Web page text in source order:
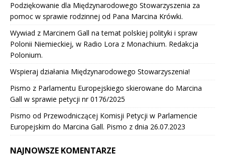
Podziękowanie dla Międzynarodowego Stowarzyszenia za
pomoc w sprawie rodzinnej od Pana Marcina Krówki.
Wywiad z Marcinem Gall na temat polskiej polityki i spraw
Polonii Niemieckiej, w Radio Lora z Monachium. Redakcja
Polonium.
Wspieraj działania Międzynarodowego Stowarzyszenia!
Pismo z Parlamentu Europejskiego skierowane do Marcina
Gall w sprawie petycji nr 0176/2025
Pismo od Przewodniczącej Komisji Petycji w Parlamencie
Europejskim do Marcina Gall. Pismo z dnia 26.07.2023
NAJNOWSZE KOMENTARZE